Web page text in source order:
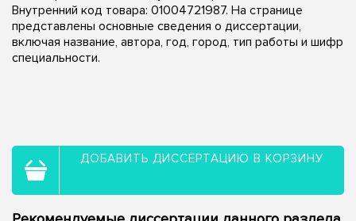
Внутренний код товара: 01004721987. На странице
представлены основные сведения о диссертации,
включая название, автора, год, город, тип работы и шифр
специальности.
ДОБАВИТЬ ДИССЕРТАЦИЮ В КОРЗИНУ